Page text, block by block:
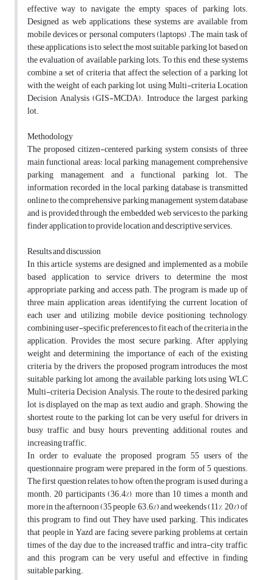
effective way to navigate the empty spaces of parking lots.
Designed as web applications, these systems are available from
mobile devices or personal computers (laptops) .The main task of
these applications is to select the most suitable parking lot based on
the evaluation of available parking lots. To this end, these systems
combine a set of criteria that affect the selection of a parking lot
with the weight of each parking lot, using Multi-criteria Location
Decision Analysis (GIS-MCDA). Introduce the largest parking
lot.
Methodology
The proposed citizen-centered parking system consists of three
main functional areas: local parking management, comprehensive
parking management, and a functional parking lot. The
information recorded in the local parking database is transmitted
online to the comprehensive parking management system database
and is provided through the embedded web services to the parking
finder application to provide location and descriptive services.
Results and discussion
In this article, systems are designed and implemented as a mobile
based application to service drivers to determine the most
appropriate parking and access path. The program is made up of
three main application areas, identifying the current location of
each user and utilizing mobile device positioning technology,
combining user-specific preferences to fit each of the criteria in the
application. Provides the most secure parking. After applying
weight and determining the importance of each of the existing
criteria by the drivers, the proposed program introduces the most
suitable parking lot among the available parking lots using WLC
Multi-criteria Decision Analysis. The route to the desired parking
lot is displayed on the map as text, audio and graph. Showing the
shortest route to the parking lot can be very useful for drivers in
busy traffic and busy hours, preventing additional routes and
increasing traffic.
In order to evaluate the proposed program, 55 users of the
questionnaire program were prepared in the form of 5 questions.
The first question relates to how often the program is used during a
month. 20 participants (36.4%), more than 10 times a month and
more in the afternoon (35 people, 63.6%) and weekends (11%, 20%) of
this program to find out They have used parking. This indicates
that people in Yazd are facing severe parking problems at certain
times of the day due to the increased traffic and intra-city traffic,
and this program can be very useful and effective in finding
suitable parking.